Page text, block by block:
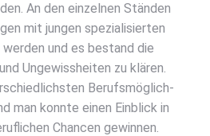
An den ein­zel­nen Stän­den
mit jun­gen spe­zia­li­sier­ten
und es bestand die
Unge­wiss­hei­ten zu klä­ren.
Berufs­mög­lich­
man konn­te einen Ein­blick in
Chan­cen gewin­nen.